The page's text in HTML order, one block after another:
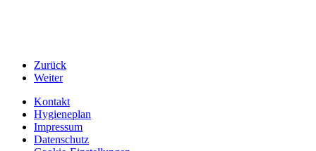
Zurück
Weiter
Kontakt
Hygieneplan
Impressum
Datenschutz